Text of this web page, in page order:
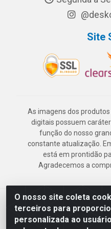
O nosso site coleta
terceiros para
personalizada ao
Site
As imagens dos
digitais possuem
função do nosso
constante atualização.
está em prontidão
Agradecemos a
Deskontão Atacado - Av.
Imbiribeira - Recife/PE - CEP